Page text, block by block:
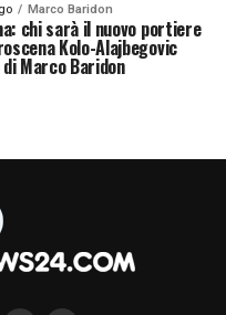
Marco Baridon
chi sarà il nuovo portiere
Kolo-Alajbegovic
di Marco Baridon